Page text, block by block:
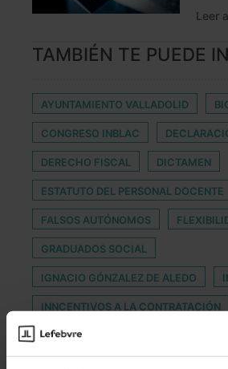
Leer
TAMBIÉN TE PUEDE
AYUNTAMIENTO VALLADOLID
CONGRESO INBLAC
DERECHO FISCAL DICTAMEN
ESTATUTO DEL PERSONAL DOCENTE
FALSOS AUTÓNOMOS
GRADUADOS SOCIAL
IGNACIO GÓNZALEZ DE ALEDO
INNCENTIVOS A LA CONTRATACIÓN
LEY CONCURSAL; EMPRESA;
LABORAL